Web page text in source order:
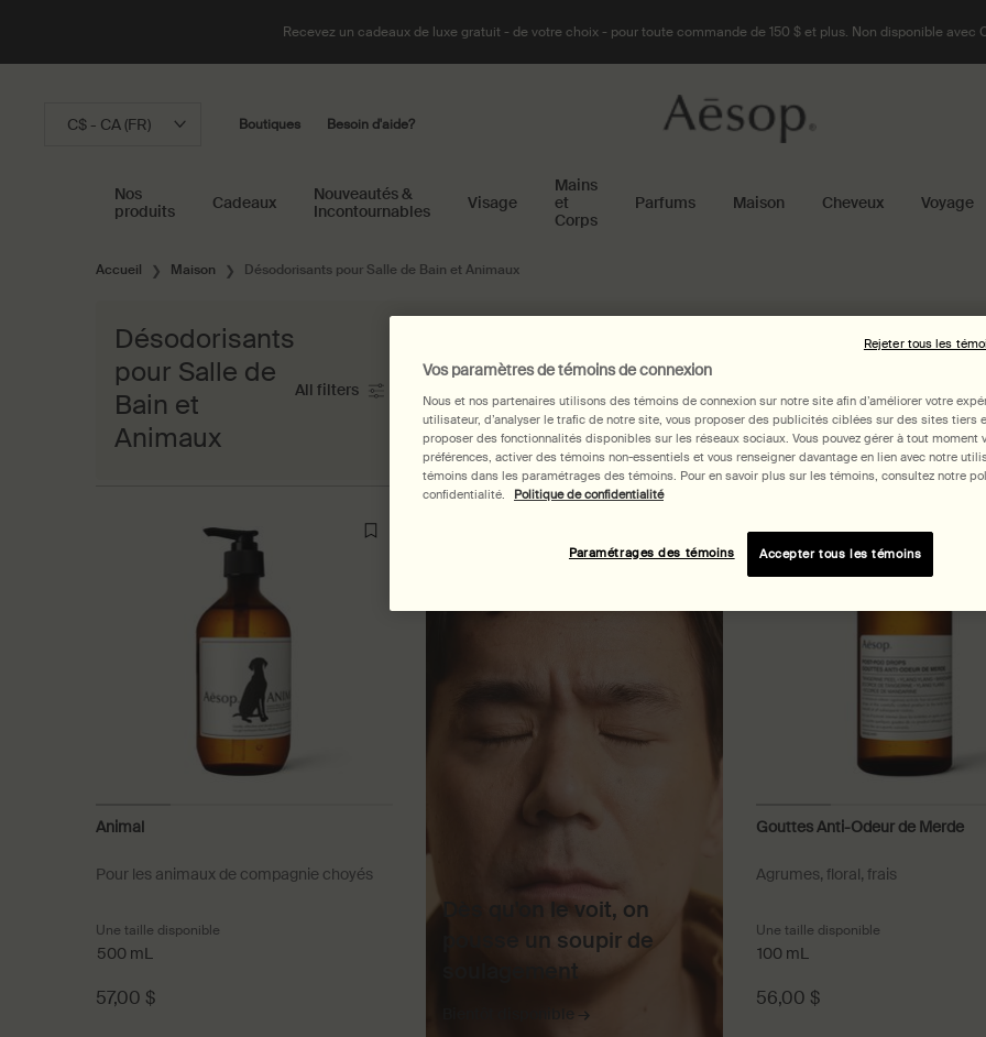
Recevez un cadeaux de luxe gratuit - de votre choix - pour toute commande de 150 $ et plus. Non disponible avec
C$ - CA (FR) Boutiques Besoin d'aide?
Nos
produits
Cadeaux
Nouveautés &
Incontournables
Visage
Mains
et
Corps
Parfums Maison Cheveux Voyage
Accueil Maison Désodorisants pour Salle de Bain et Animaux
Désodorisants
pour Salle de
Bain et
Animaux
All filters
All Filters menu
Animal
Pour les animaux de compagnie choyés
Une taille disponible
500 mL
57,00 $
Dès qu'on le voit, on
pousse un soupir de
soulagement
Bientôt disponible →
Gouttes Anti-Odeur de Merde
Agrumes, floral, frais
Une taille disponible
100 mL
56,00 $
Vos paramètres de témoins de connexion
Nous et nos partenaires utilisons des témoins de connexion sur notre site afin d’améliorer votre
utilisateur, d’analyser le trafic de notre site, vous proposer des publicités ciblées sur des sites tiers
proposer des fonctionnalités disponibles sur les réseaux sociaux. Vous pouvez gérer à tout moment
préférences, activer des témoins non-essentiels et vous renseigner davantage en lien avec notre
témoins dans les paramétrages des témoins. Pour en savoir plus sur les témoins, consultez notre
confidentialité.
Politique de confidentialité
Paramétrages des témoins Accepter tous les témoins
Rejeter tous les